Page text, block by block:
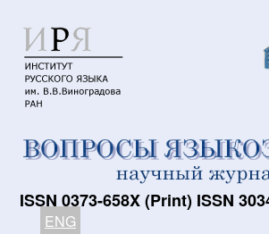
ISSN 0373-658X (Print) ISSN
ENG